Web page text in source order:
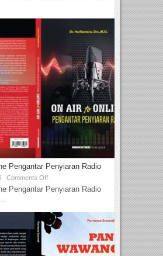
Pengantar Penyiaran Radio
Comments Off
Pengantar Penyiaran Radio